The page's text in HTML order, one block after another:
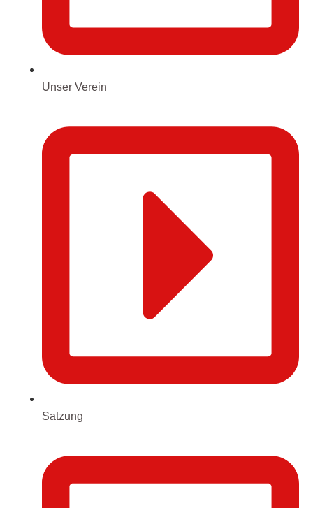
Unser Verein
Satzung